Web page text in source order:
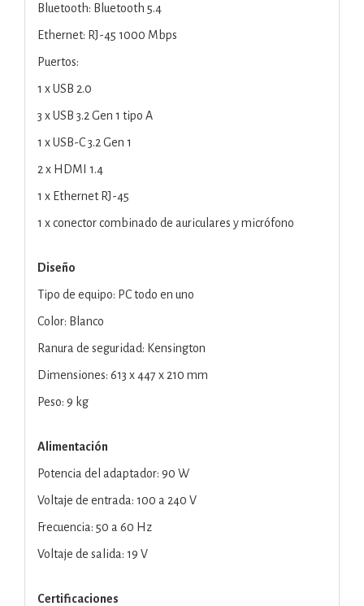
Bluetooth: Bluetooth 5.4
Ethernet: RJ-45 1000 Mbps
Puertos:
1 x USB 2.0
3 x USB 3.2 Gen 1 tipo A
1 x USB-C 3.2 Gen 1
2 x HDMI 1.4
1 x Ethernet RJ-45
1 x conector combinado de auriculares y micrófono
Diseño
Tipo de equipo: PC todo en uno
Color: Blanco
Ranura de seguridad: Kensington
Dimensiones: 613 x 447 x 210 mm
Peso: 9 kg
Alimentación
Potencia del adaptador: 90 W
Voltaje de entrada: 100 a 240 V
Frecuencia: 50 a 60 Hz
Voltaje de salida: 19 V
Certificaciones